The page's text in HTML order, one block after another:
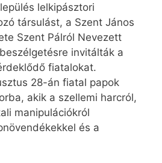
lelkipásztori
társulást, a Szent János
Szent Pálról Nevezett
invitálták a
fiatalokat.
28-án fiatal papok
akik a szellemi harcról,
manipulációkról
és a